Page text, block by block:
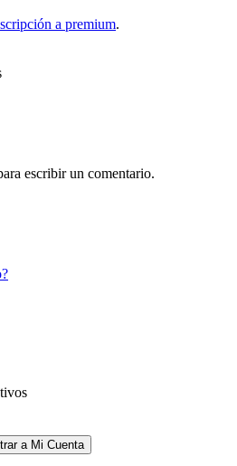
a premium.
escribir un comentario.
a Mi Cuenta